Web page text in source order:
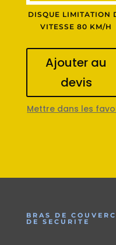
DISQUE LIMITATION
VITESSE 80 KM/H
Ajouter au
devis
Mettre dans les
BRAS DE
DE SECURITE